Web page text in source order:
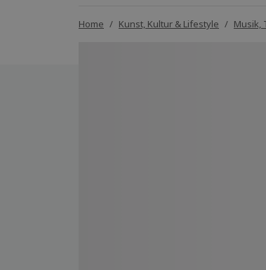
Home / Kunst, Kultur & Lifestyle / Musik,